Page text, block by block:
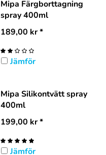
Mipa Färgborttagning
spray 400ml
189,00 kr*
Jämför
Mipa Silikontvätt spray
400ml
199,00 kr*
Jämför